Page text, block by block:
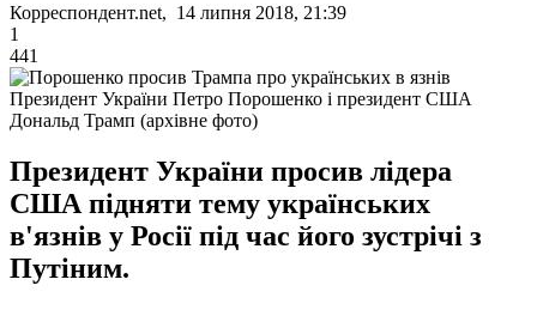
Корреспондент.net, 14 липня 2018, 21:39
1
441
Президент України Петро Порошенко і президент США
Дональд Трамп (архівне фото)
Президент України просив лідера
США підняти тему українських
в'язнів у Росії під час його зустрічі з
Путіним.